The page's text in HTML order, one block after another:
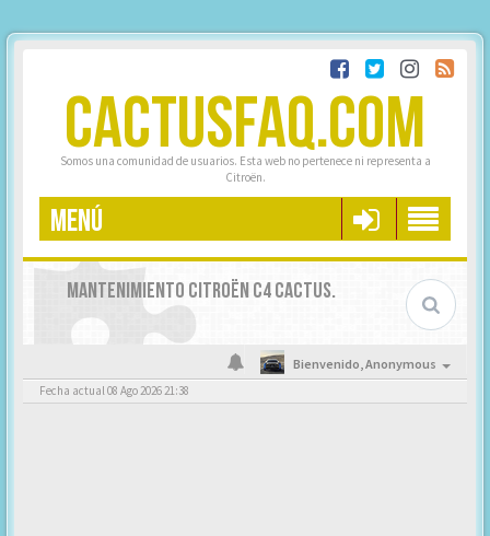
CACTUSFAQ.COM
Somos una comunidad de usuarios. Esta web no pertenece ni representa a
Citroën.
MENÚ
MANTENIMIENTO CITROËN C4 CACTUS.
Bienvenido,Anonymous
Fecha actual 08 Ago 2026 21:38